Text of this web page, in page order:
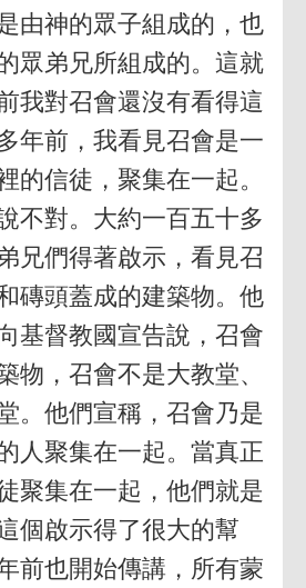
由神的眾子組成的，也
眾弟兄所組成的。這就
我對召會還沒有看得這
年前，我看見召會是一
的信徒，聚集在一起。
不對。大約一百五十多
兄們得著啟示，看見召
磚頭蓋成的建築物。他
基督教國宣告說，召會
物，召會不是大教堂、
。他們宣稱，召會乃是
人聚集在一起。當真正
聚集在一起，他們就是
個啟示得了很大的幫
前也開始傳講，所有蒙